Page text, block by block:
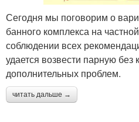
Сегодня мы поговорим о
банного комплекса на
соблюдении всех
удается возвести парную
дополнительных проблем.
читать дальше →